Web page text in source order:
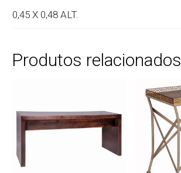
0,45 X 0,48 ALT.
Produtos relacionados